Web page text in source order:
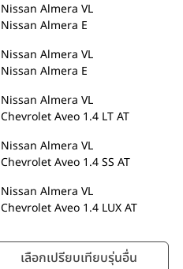
Nissan Almera VL
Nissan Almera E
Nissan Almera VL
Nissan Almera E
Nissan Almera VL
Chevrolet Aveo 1.4 LT AT
Nissan Almera VL
Chevrolet Aveo 1.4 SS AT
Nissan Almera VL
Chevrolet Aveo 1.4 LUX AT
เลือกเปรียบเทียบรุ่นอื่น